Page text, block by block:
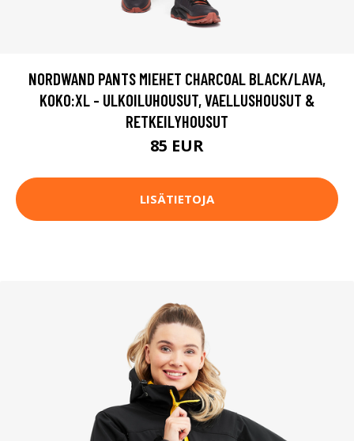
NORDWAND PANTS MIEHET CHARCOAL BLACK/LAVA,
KOKO:XL - ULKOILUHOUSUT, VAELLUSHOUSUT &
RETKEILYHOUSUT
85 EUR
LISÄTIETOJA